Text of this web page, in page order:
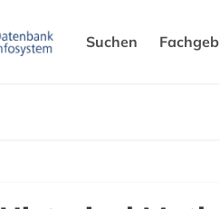
Suchen